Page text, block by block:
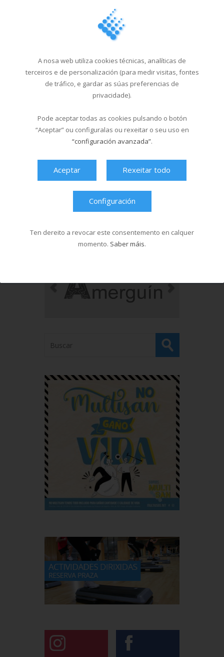
18/03/2026
Ver máis videos
A nosa web utiliza cookies técnicas, analíticas de
terceiros e de personalización (para medir visitas, fontes
de tráfico, e gardar as súas preferencias de
privacidade).
Pode aceptar todas as cookies pulsando o botón
“Aceptar” ou configuralas ou rexeitar o seu uso en
“configuración avanzada”.
Aceptar Rexeitar todo
Configuración
Ten dereito a revocar este consentemento en calquer
momento. Saber máis.